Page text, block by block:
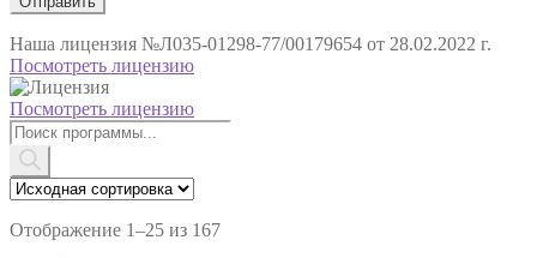
Наша лицензия №Л035-01298-77/00179654 от 28.02.2022 г.
Посмотреть лицензию
Посмотреть лицензию
Поиск
товаров
Отображение 1–25 из 167